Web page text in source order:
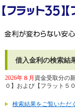
借入金利の検索結
2026年８月 資金受取分の
０】および【フラット５
検索結果をご覧いただ